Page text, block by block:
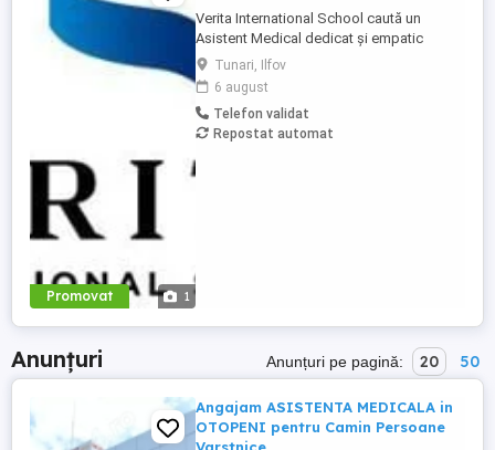
Promovat 1
Verita International School caută un
Asistent Medical dedicat și empatic
pentru campusul din Tunari, Ilfov in cadrul
Amber Forest. Vei juca un rol esențial în
asigurarea unui mediu sigur și sănătos
pentru elevi și comunitatea școlară.
Responsabilități principale: Acordarea
Tunari, Ilfov
6 august
Telefon validat
Repostat automat
Anunțuri Anunțuri pe pagină: 20 50
Angajam ASISTENTA MEDICALA in
OTOPENI pentru Camin Persoane